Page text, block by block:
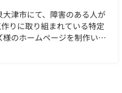
津市にて、障害のある人が
りに取り組まれている特定
のホームページを制作いた
援・交流拠点・備品貸出な